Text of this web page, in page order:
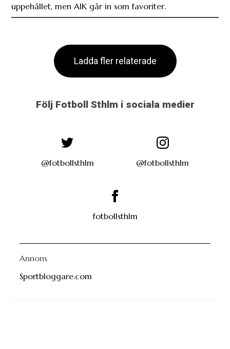
uppehållet, men AIK går in som favoriter.
Ladda fler relaterade
Följ Fotboll Sthlm i sociala medier
@fotbollsthlm @fotbollsthlm
fotbollsthlm
Annons
Sportbloggare.com